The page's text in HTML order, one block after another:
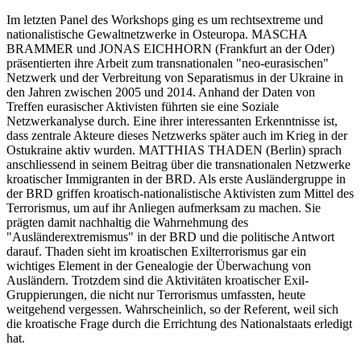
Im letzten Panel des Workshops ging es um rechtsextreme und
nationalistische Gewaltnetzwerke in Osteuropa. MASCHA
BRAMMER und JONAS EICHHORN (Frankfurt an der Oder)
präsentierten ihre Arbeit zum transnationalen "neo-eurasischen"
Netzwerk und der Verbreitung von Separatismus in der Ukraine in
den Jahren zwischen 2005 und 2014. Anhand der Daten von
Treffen eurasischer Aktivisten führten sie eine Soziale
Netzwerkanalyse durch. Eine ihrer interessanten Erkenntnisse ist,
dass zentrale Akteure dieses Netzwerks später auch im Krieg in der
Ostukraine aktiv wurden. MATTHIAS THADEN (Berlin) sprach
anschliessend in seinem Beitrag über die transnationalen Netzwerke
kroatischer Immigranten in der BRD. Als erste Ausländergruppe in
der BRD griffen kroatisch-nationalistische Aktivisten zum Mittel des
Terrorismus, um auf ihr Anliegen aufmerksam zu machen. Sie
prägten damit nachhaltig die Wahrnehmung des
"Ausländerextremismus" in der BRD und die politische Antwort
darauf. Thaden sieht im kroatischen Exilterrorismus gar ein
wichtiges Element in der Genealogie der Überwachung von
Ausländern. Trotzdem sind die Aktivitäten kroatischer Exil-
Gruppierungen, die nicht nur Terrorismus umfassten, heute
weitgehend vergessen. Wahrscheinlich, so der Referent, weil sich
die kroatische Frage durch die Errichtung des Nationalstaats erledigt
hat.